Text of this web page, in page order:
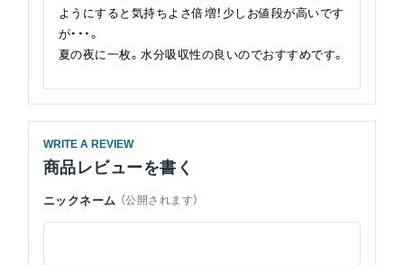
ようにすると気持ちよさ倍増！少しお値段が高いです
が・・・。
夏の夜に一枚。水分吸収性の良いのでおすすめです。
WRITE A REVIEW
商品レビューを書く
ニックネーム （公開されます）